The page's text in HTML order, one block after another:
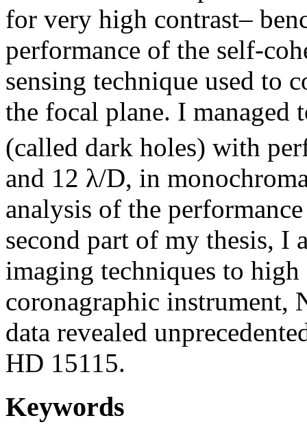
for very high contrast–
performance of the self-
sensing technique used to
the focal plane. I managed
(called dark holes) with
and 12 λ/D, in
analysis of the
second part of my thesis, I
imaging techniques to
coronagraphic instrument,
data revealed
HD 15115.
Keywords